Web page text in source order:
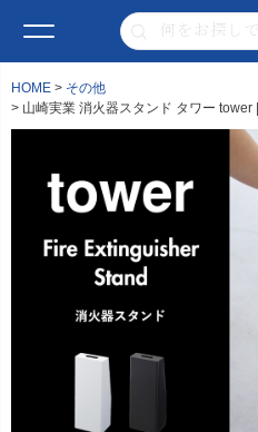
HOME
その他
山崎実業 消火器スタンド タワー